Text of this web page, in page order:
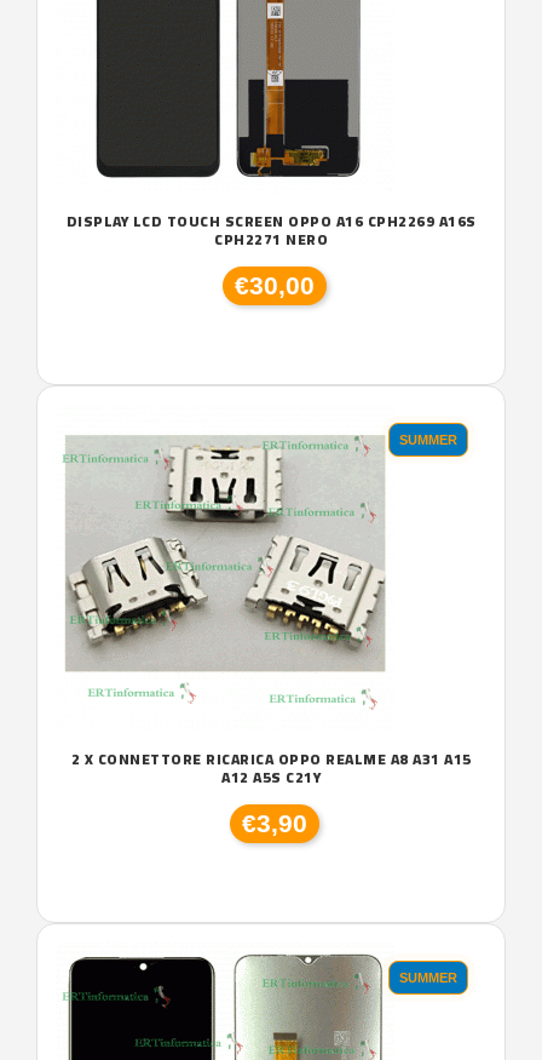
DISPLAY LCD TOUCH SCREEN OPPO A16 CPH2269 A16S
CPH2271 NERO
€30,00
SUMMER
2 X CONNETTORE RICARICA OPPO REALME A8 A31 A15
A12 A5S C21Y
€3,90
SUMMER